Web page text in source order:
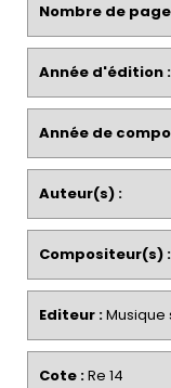
Nombre de
Année d'édition :
Année de
Auteur(s) :
Compositeur(s) :
Editeur :Musique
Cote :Re 14